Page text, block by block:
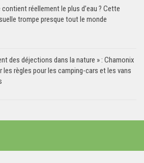
contient réellement le plus d’eau ? Cette
trompe presque tout le monde
des déjections dans la nature » : Chamonix
les règles pour les camping-cars et les vans